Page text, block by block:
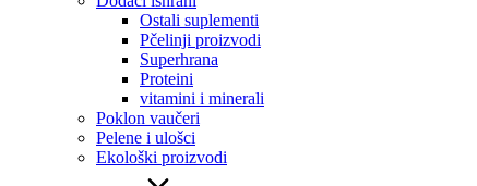
Ostali suplementi
Pčelinji proizvodi
Superhrana
Proteini
vitamini i minerali
Poklon vaučeri
Pelene i ulošci
Ekološki proizvodi